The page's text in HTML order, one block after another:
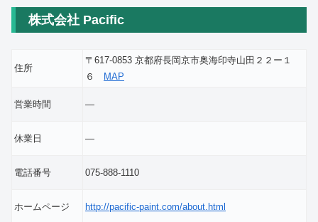
株式会社 Pacific
住所
〒617-0853 京都府長岡京市奥海印寺山田２２ー１
６
MAP
営業時間 ―
休業日 ―
電話番号 075-888-1110
ホームページ http://pacific-paint.com/about.html